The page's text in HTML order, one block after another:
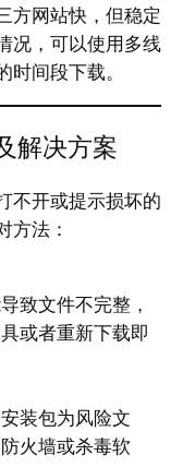
方网站快，但稳定
况，可以使用多线
间段下载。
解决方案
不开或提示损坏的
方法：
致文件不完整，
或者重新下载即
装包为风险文
火墙或杀毒软